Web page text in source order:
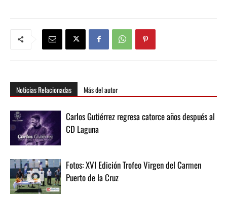
Noticias Relacionadas Más del autor
Carlos Gutiérrez regresa catorce años después al
CD Laguna
Fotos: XVI Edición Trofeo Virgen del Carmen
Puerto de la Cruz